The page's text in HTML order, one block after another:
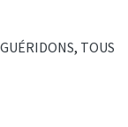
, TOUS